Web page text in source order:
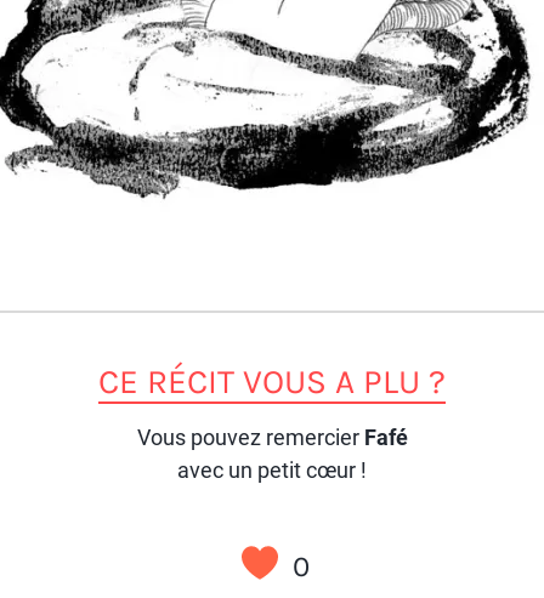
CE RÉCIT VOUS A PLU ?
Vous pouvez remercier Fafé
avec un petit cœur !
0